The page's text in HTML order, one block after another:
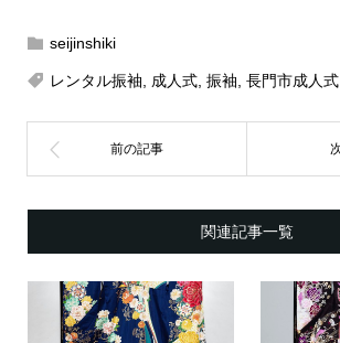
seijinshiki
レンタル振袖 成人式, 振袖 長門市成人式
関連記事一覧